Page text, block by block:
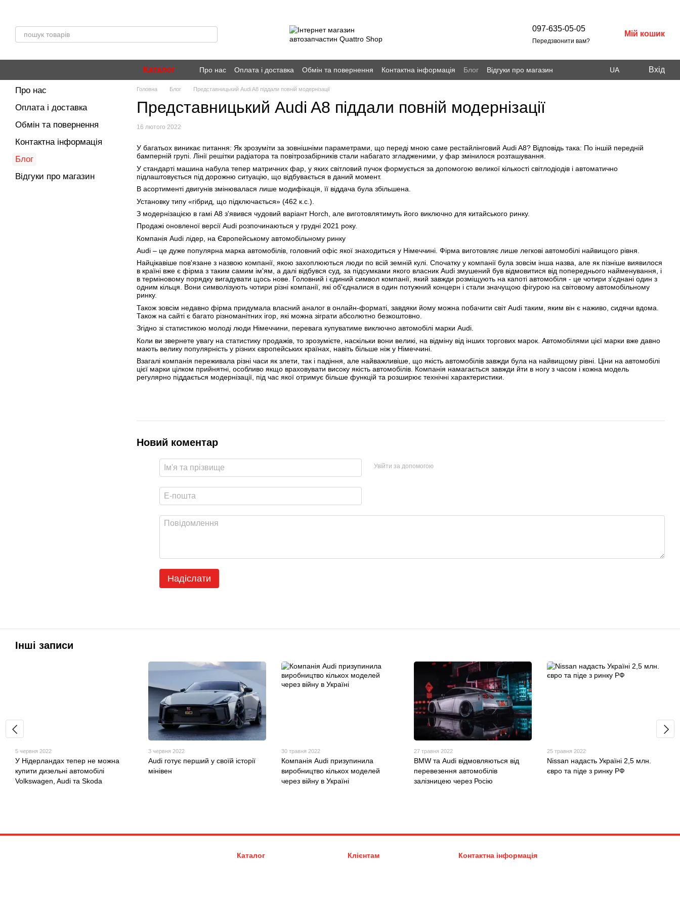
097-635-05-05
Передзвонити вам?
Мій кошик
Каталог Про нас Оплата і доставка Обмін та повернення Контактна інформація Блог Відгуки про магазин UA Вхід
Головна Блог Представницький Audi A8 піддали повній модернізації
Представницький Audi A8 піддали повній модернізації
16 лютого 2022
У багатьох виникає питання: Як зрозуміти за зовнішніми параметрами, що переді мною саме рестайлінговий Audi A8? Відповідь така: По іншій передній
бамперній групі. Лінії решітки радіатора та повітрозабірників стали набагато згладженими, у фар змінилося розташування.
У стандарті машина набула тепер матричних фар, у яких світловий пучок формується за допомогою великої кількості світлодіодів і автоматично
підлаштовується під дорожню ситуацію, що відбувається в даний момент.
В асортименті двигунів змінювалася лише модифікація, її віддача була збільшена.
Установку типу «гібрид, що підключається» (462 к.с.).
З модернізацією в гамі A8 з'явився чудовий варіант Horch, але виготовлятимуть його виключно для китайського ринку.
Продажі оновленої версії Audi розпочинаються у грудні 2021 року.
Компанія Audi лідер, на Європейському автомобільному ринку
Audi – це дуже популярна марка автомобілів, головний офіс якої знаходиться у Німеччині. Фірма виготовляє лише легкові автомобілі найвищого рівня.
Найцікавіше пов'язане з назвою компанії, якою захоплюються люди по всій земній кулі. Спочатку у компанії була зовсім інша назва, але як пізніше виявилося
в країні вже є фірма з таким самим ім'ям, а далі відбувся суд, за підсумками якого власник Audi змушений був відмовитися від попереднього найменування, і
в терміновому порядку вигадувати щось нове. Головний і єдиний символ компанії, який завжди розміщують на капоті автомобіля - це чотири з'єднані один з
одним кільця. Вони символізують чотири різні компанії, які об'єдналися в один потужний концерн і стали значущою фігурою на світовому автомобільному
ринку.
Також зовсім недавно фірма придумала власний аналог в онлайн-форматі, завдяки йому можна побачити світ Audi таким, яким він є наживо, сидячи вдома.
Також на сайті є багато різноманітних ігор, які можна зіграти абсолютно безкоштовно.
Згідно зі статистикою молоді люди Німеччини, перевага купуватиме виключно автомобілі марки Audi.
Коли ви звернете увагу на статистику продажів, то зрозумієте, наскільки вони великі, на відміну від інших торгових марок. Автомобілями цієї марки вже давно
мають велику популярність у різних європейських країнах, навіть більше ніж у Німеччині.
Взагалі компанія переживала різні часи як злети, так і падіння, але найважливіше, що якість автомобілів завжди була на найвищому рівні. Ціни на автомобілі
цієї марки цілком прийнятні, особливо якщо враховувати високу якість автомобілів. Компанія намагається завжди йти в ногу з часом і кожна модель
регулярно піддається модернізації, під час якої отримує більше функцій та розширює технічні характеристики.
Новий коментар
Увійти за допомогою
Надіслати
Про нас
Оплата і доставка
Обмін та повернення
Контактна інформація
Блог
Відгуки про магазин
Інші записи
5 червня 2022
У Нідерландах тепер не можна
купити дизельні автомобілі
Volkswagen, Audi та Skoda
3 червня 2022
Audi готує перший у своїй історії
мінівен
30 травня 2022
Компанія Audi призупинила
виробництво кількох моделей
через війну в Україні
27 травня 2022
BMW та Audi відмовляються від
перевезення автомобілів
залізницею через Росію
25 травня 2022
Nissan надасть Україні 2,5 млн.
євро та піде з ринку РФ
Каталог Клієнтам Контактна інформація